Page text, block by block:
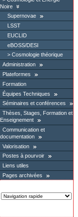
Noire
Supernovae
LSST
EUCLID
eBOSS/DESI
Cosmologie théorique
Administration
Plateformes
Formation
Équipes Techniques
Séminaires et conférences
Thèses, Stages, Formation et
Enseignement
Communication et
documentation
Valorisation
Postes à pourvoir
Liens utiles
Pages archivées